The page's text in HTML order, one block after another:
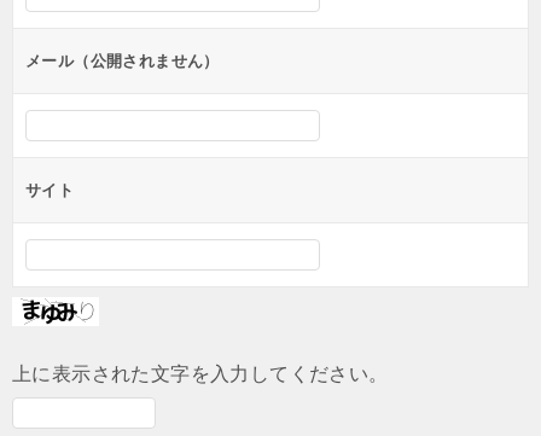
ンメール（公開されません）
サイト
上に表示された文字を入力してください。